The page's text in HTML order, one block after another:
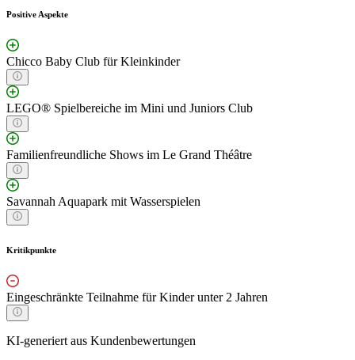
Positive Aspekte
Chicco Baby Club für Kleinkinder
LEGO® Spielbereiche im Mini und Juniors Club
Familienfreundliche Shows im Le Grand Théâtre
Savannah Aquapark mit Wasserspielen
Kritikpunkte
Eingeschränkte Teilnahme für Kinder unter 2 Jahren
KI-generiert aus Kundenbewertungen